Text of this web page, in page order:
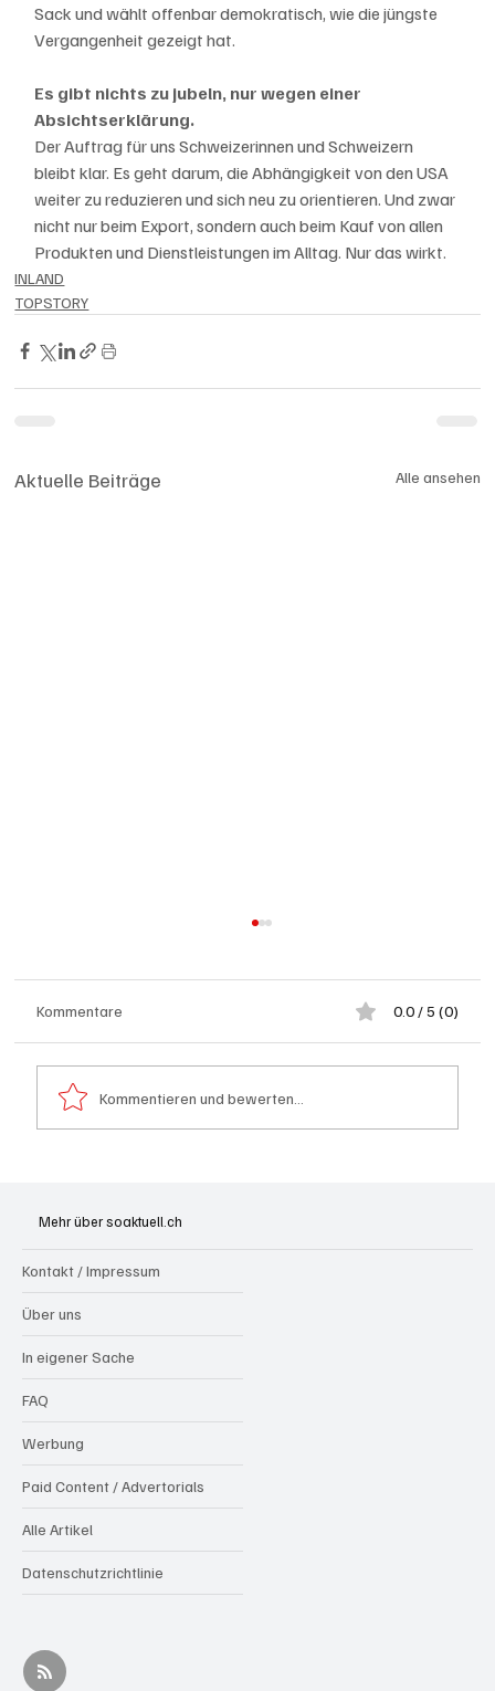
Sack und wählt offenbar demokratisch, wie die jüngste
Vergangenheit gezeigt hat.
Es gibt nichts zu jubeln, nur wegen einer
Absichtserklärung.
Der Auftrag für uns Schweizerinnen und Schweizern
bleibt klar. Es geht darum, die Abhängigkeit von den USA
weiter zu reduzieren und sich neu zu orientieren. Und zwar
nicht nur beim Export, sondern auch beim Kauf von allen
Produkten und Dienstleistungen im Alltag. Nur das wirkt.
INLAND
TOPSTORY
Aktuelle Beiträge Alle ansehen
Kommentare 0.0 / 5 (0)
Kommentieren und bewerten...
Mehr über soaktuell.ch
Kontakt / Impressum
Über uns
In eigener Sache
FAQ
Werbung
Paid Content / Advertorials
Alle Artikel
Datenschutzrichtlinie